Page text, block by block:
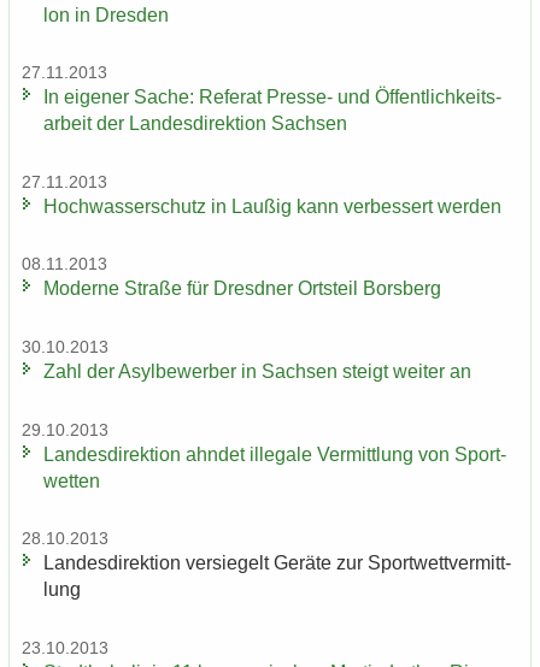
lon in Dres­den
27.11.2013
In ei­ge­ner Sache: Re­fe­rat Presse-​ und Öf­fent­lich­keits­
ar­beit der Lan­des­di­rek­ti­on Sach­sen
27.11.2013
Hoch­was­ser­schutz in Lau­ßig kann ver­bes­sert wer­den
08.11.2013
Mo­der­ne Stra­ße für Dresd­ner Orts­teil Borsberg
30.10.2013
Zahl der Asyl­be­wer­ber in Sach­sen steigt wei­ter an
29.10.2013
Lan­des­di­rek­ti­on ahn­det il­le­ga­le Ver­mitt­lung von Sport­
wet­ten
28.10.2013
Lan­des­di­rek­ti­on ver­sie­gelt Ge­rä­te zur Sport­wett­ver­mitt­
lung
23.10.2013